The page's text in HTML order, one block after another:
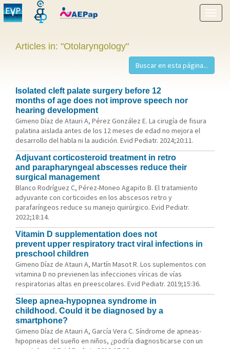
Show
menu
Articles in: "Otolaryngology"
Isolated cleft palate surgery before 12
months of age does not improve speech nor
hearing development
Gimeno Díaz de Atauri A, Pérez González E. La cirugía de fisura
palatina aislada antes de los 12 meses de edad no mejora el
desarrollo del habla ni la audición. Evid Pediatr. 2024;20:11.
Adjuvant corticosteroid treatment in retro
and parapharyngeal abscesses reduce their
surgical management
Blanco Rodríguez C, Pérez-Moneo Agapito B. El tratamiento
adyuvante con corticoides en los abscesos retro y
parafaríngeos reduce su manejo quirúrgico. Evid Pediatr.
2022;18:14.
Vitamin D supplementation does not
prevent upper respiratory tract viral infections in
preschool children
Gimeno Díaz de Atauri A, Martín Masot R. Los suplementos con
vitamina D no previenen las infecciones víricas de vías
respiratorias altas en preescolares. Evid Pediatr. 2019;15:36.
Sleep apnea-hypopnea syndrome in
childhood. Could it be diagnosed by a
smartphone?
Gimeno Díaz de Atauri A, García Vera C. Síndrome de apneas-
hipopneas del sueño en niños, ¿podría diagnosticarse con un